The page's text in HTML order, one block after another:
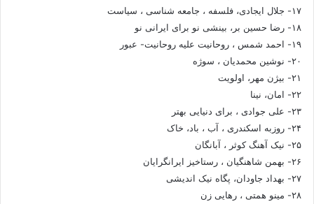
۱۷- جلال ایجادی، فلسفه ، جامعه شناسی ، سیاست
۱۸- رضا حسین بر، بینشی نو برای ایرانی نو
۱۹- احمد شمس ، روحانیت علیه روحانیت- عبور
۲۰- نوشین محمدیان ، سوژه
۲۱- بیژن مهر، اولویت
۲۲- امان، نینا
۲۳- علی جوادی ، برای دنیایی بهتر
۲۴- روزبه اسکندری ، آب ، باد، خاک
۲۵- نیک آهنگ کوثر ، آبانگان
۲۶- بهمن شاهنگیان ، رستاخیز ایرانگرایان
۲۷- بهداد جاودان، پگاه نیک اندیشی
۲۸- مینو همتی ، رهایی زن